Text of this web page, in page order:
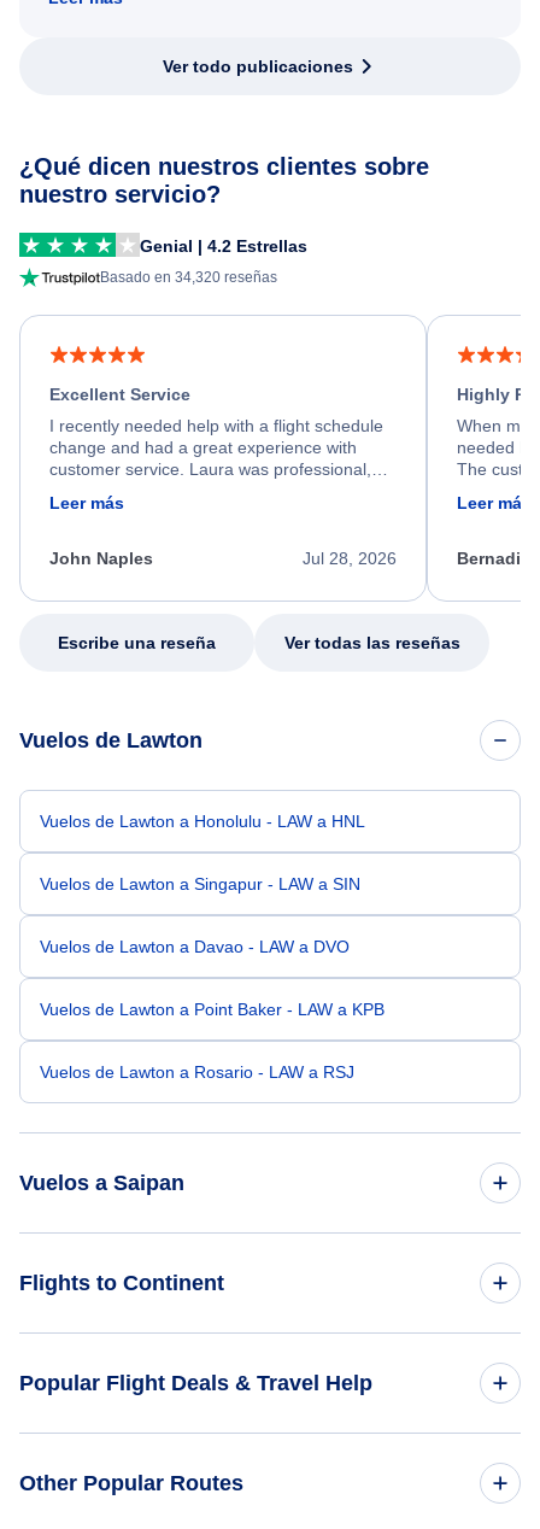
Ver todo publicaciones
¿Qué dicen nuestros clientes sobre
nuestro servicio?
Genial | 4.2 Estrellas
Basado en 34,320 reseñas
Excellent Service
I recently needed help with a flight schedule
change and had a great experience with
customer service. Laura was professional,
friendly, and very helpful throughout the
process. She quickly found a solution and
appreciate her excellent service.
Leer más
Jul 28, 2026
John Naples
Highly
When my
needed
The
calm,
my issue.
Leer más
Escribe una reseña Ver todas las reseñas
Vuelos de Lawton
Vuelos de Lawton a Honolulu - LAW a HNL
Vuelos de Lawton a Singapur - LAW a SIN
Vuelos de Lawton a Davao - LAW a DVO
Vuelos de Lawton a Point Baker - LAW a KPB
Vuelos de Lawton a Rosario - LAW a RSJ
Vuelos a Saipan
Vuelos de Lexington a Saipan - LEX a SPN
Flights to Continent
Flights to Caribbean
Popular Flight Deals & Travel Help
Other Popular Routes